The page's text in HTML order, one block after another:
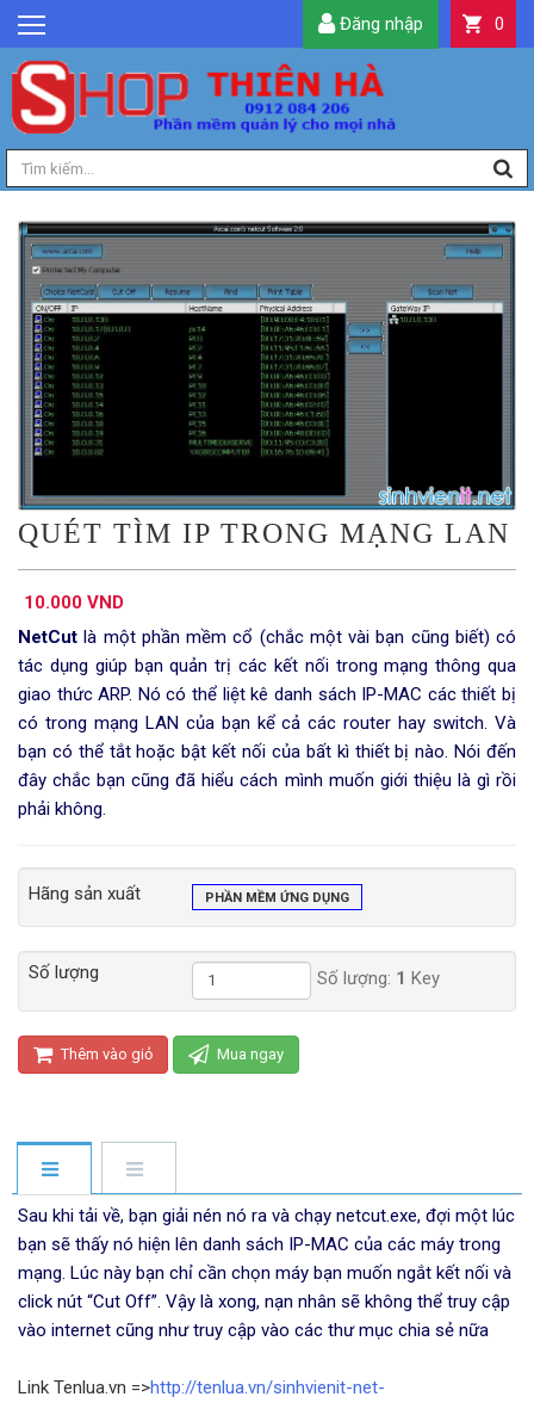
GIỚI THIỆU
TIN TỨC
SẢN PHẨM
DỊCH VỤ
LIÊN HỆ
TIỆN ÍCH
QUẢN LÝ
0
Đăng nhập
QUÉT TÌM IP TRONG MẠNG LAN
10.000 VND
NetCut là một phần mềm cổ (chắc một vài bạn cũng biết) có
tác dụng giúp bạn quản trị các kết nối trong mạng thông qua
giao thức ARP. Nó có thể liệt kê danh sách IP-MAC các thiết bị
có trong mạng LAN của bạn kể cả các router hay switch. Và
bạn có thể tắt hoặc bật kết nối của bất kì thiết bị nào. Nói đến
đây chắc bạn cũng đã hiểu cách mình muốn giới thiệu là gì rồi
phải không.
Hãng sản xuất PHẦN MỀM ỨNG DỤNG
Số lượng Số lượng: 1 Key
Thêm vào giỏ Mua ngay
Sau khi tải về, bạn giải nén nó ra và chạy netcut.exe, đợi một lúc
bạn sẽ thấy nó hiện lên danh sách IP-MAC của các máy trong
mạng. Lúc này bạn chỉ cần chọn máy bạn muốn ngắt kết nối và
click nút “Cut Off”. Vậy là xong, nạn nhân sẽ không thể truy cập
vào internet cũng như truy cập vào các thư mục chia sẻ nữa
Link Tenlua.vn =>http://tenlua.vn/sinhvienit-net-